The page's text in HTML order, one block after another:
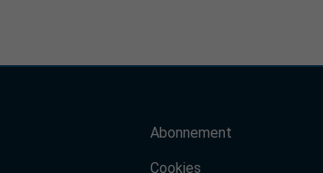
Abonnement
Cookies